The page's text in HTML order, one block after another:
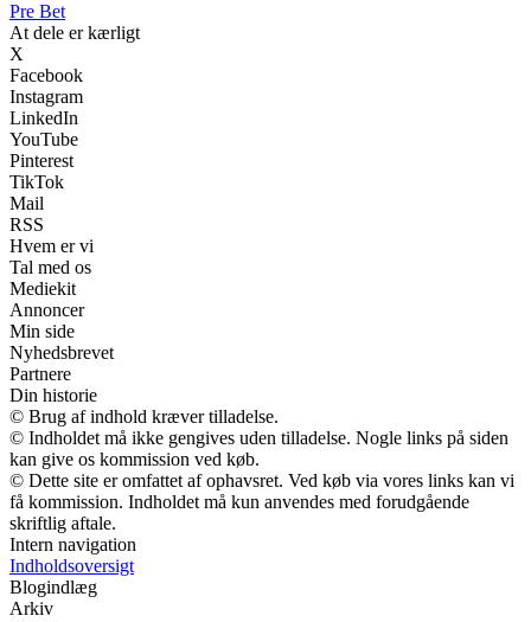
Pre Bet
At dele er kærligt
X
Facebook
Instagram
LinkedIn
YouTube
Pinterest
TikTok
Mail
RSS
Hvem er vi
Tal med os
Mediekit
Annoncer
Min side
Nyhedsbrevet
Partnere
Din historie
© Brug af indhold kræver tilladelse.
© Indholdet må ikke gengives uden tilladelse. Nogle links på siden
kan give os kommission ved køb.
© Dette site er omfattet af ophavsret. Ved køb via vores links kan vi
få kommission. Indholdet må kun anvendes med forudgående
skriftlig aftale.
Intern navigation
Indholdsoversigt
Blogindlæg
Arkiv